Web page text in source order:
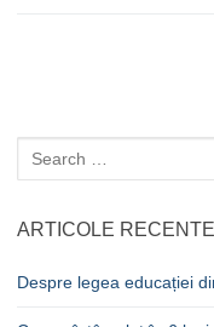
Caută
după:
ARTICOLE RECENTE
Despre legea educației